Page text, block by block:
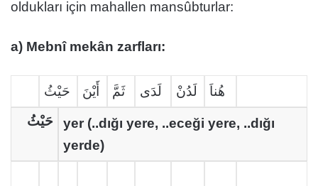
oldukları için mahallen mansûbturlar:
a) Mebnî mekân zarfları:
حَيْثُ أَيْنَ ثَمَّ لَدَى لَدُنْ
هُناَ
حَيْثُ
yer (..dığı yere, ..eceği yere, ..dığı
yerde)